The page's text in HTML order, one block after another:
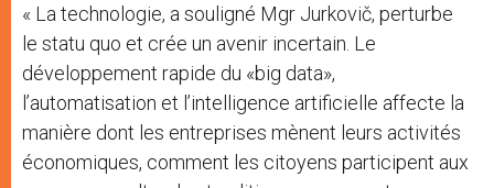
« La technologie, a souligné Mgr Jurkovič, perturbe
le statu quo et crée un avenir incertain. Le
développement rapide du «big data»,
l’automatisation et l’intelligence artificielle affecte la
manière dont les entreprises mènent leurs activités
économiques, comment les citoyens participent aux